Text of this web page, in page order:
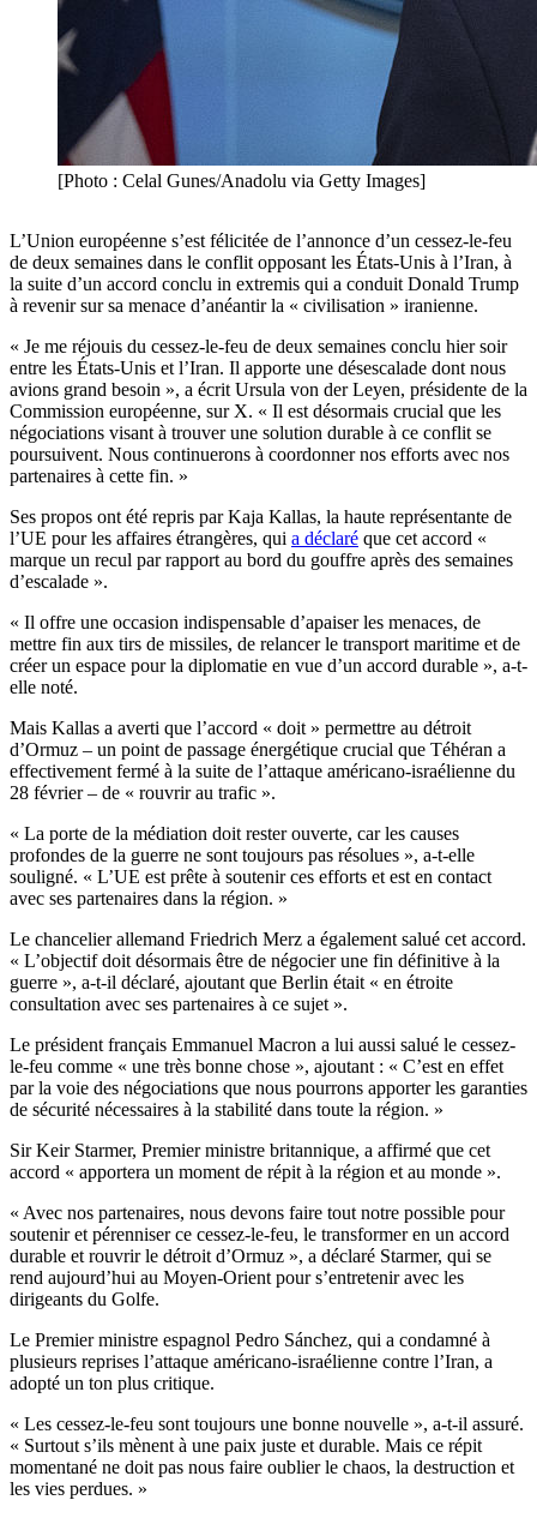
[Photo : Celal Gunes/Anadolu via Getty Images]
L’Union européenne s’est félicitée de l’annonce d’un cessez-le-feu
de deux semaines dans le conflit opposant les États-Unis à l’Iran, à
la suite d’un accord conclu in extremis qui a conduit Donald Trump
à revenir sur sa menace d’anéantir la « civilisation » iranienne.
« Je me réjouis du cessez-le-feu de deux semaines conclu hier soir
entre les États-Unis et l’Iran. Il apporte une désescalade dont nous
avions grand besoin », a écrit Ursula von der Leyen, présidente de la
Commission européenne, sur X. « Il est désormais crucial que les
négociations visant à trouver une solution durable à ce conflit se
poursuivent. Nous continuerons à coordonner nos efforts avec nos
partenaires à cette fin. »
Ses propos ont été repris par Kaja Kallas, la haute représentante de
l’UE pour les affaires étrangères, qui a déclaré que cet accord «
marque un recul par rapport au bord du gouffre après des semaines
d’escalade ».
« Il offre une occasion indispensable d’apaiser les menaces, de
mettre fin aux tirs de missiles, de relancer le transport maritime et de
créer un espace pour la diplomatie en vue d’un accord durable », a-t-
elle noté.
Mais Kallas a averti que l’accord « doit » permettre au détroit
d’Ormuz – un point de passage énergétique crucial que Téhéran a
effectivement fermé à la suite de l’attaque américano-israélienne du
28 février – de « rouvrir au trafic ».
« La porte de la médiation doit rester ouverte, car les causes
profondes de la guerre ne sont toujours pas résolues », a-t-elle
souligné. « L’UE est prête à soutenir ces efforts et est en contact
avec ses partenaires dans la région. »
Le chancelier allemand Friedrich Merz a également salué cet accord.
« L’objectif doit désormais être de négocier une fin définitive à la
guerre », a-t-il déclaré, ajoutant que Berlin était « en étroite
consultation avec ses partenaires à ce sujet ».
Le président français Emmanuel Macron a lui aussi salué le cessez-
le-feu comme « une très bonne chose », ajoutant : « C’est en effet
par la voie des négociations que nous pourrons apporter les garanties
de sécurité nécessaires à la stabilité dans toute la région. »
Sir Keir Starmer, Premier ministre britannique, a affirmé que cet
accord « apportera un moment de répit à la région et au monde ».
« Avec nos partenaires, nous devons faire tout notre possible pour
soutenir et pérenniser ce cessez-le-feu, le transformer en un accord
durable et rouvrir le détroit d’Ormuz », a déclaré Starmer, qui se
rend aujourd’hui au Moyen-Orient pour s’entretenir avec les
dirigeants du Golfe.
Le Premier ministre espagnol Pedro Sánchez, qui a condamné à
plusieurs reprises l’attaque américano-israélienne contre l’Iran, a
adopté un ton plus critique.
« Les cessez-le-feu sont toujours une bonne nouvelle », a-t-il assuré.
« Surtout s’ils mènent à une paix juste et durable. Mais ce répit
momentané ne doit pas nous faire oublier le chaos, la destruction et
les vies perdues. »